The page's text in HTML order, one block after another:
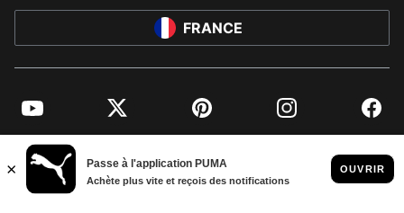
FRANCE
YouTube Twitter Pinterest Instagram
© PUMA EUROPE GMBH, 2026. TOUS DROITS RÉSERVÉS
MENTIONS ET DONNÉES LÉGALES